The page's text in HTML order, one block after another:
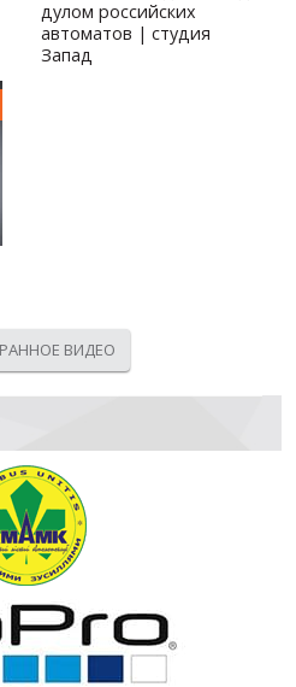
дулом российских
автоматов | студия
Запад
ВИДЕО